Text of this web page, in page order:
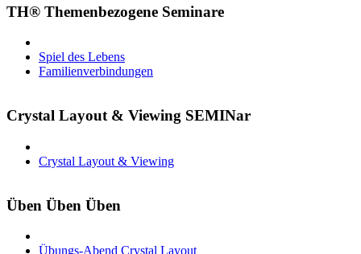
TH® Themenbezogene Seminare
Spiel des Lebens
Familienverbindungen
Crystal Layout & Viewing SEMINar
Crystal Layout & Viewing
Üben Üben Üben
Übungs-Abend Crystal Layout